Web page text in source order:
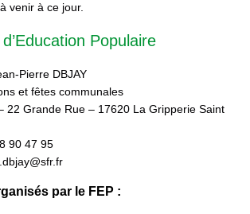
venir à ce jour.
Populaire
Pierre DBJAY
et fêtes communales
22 Grande Rue – 17620 La Gripperie Saint
90 47 95
par le FEP :